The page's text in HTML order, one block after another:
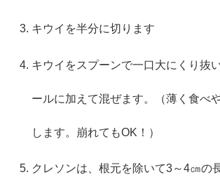
キウイを半分に切ります
キウイをスプーンで一口大にくり抜
ールに加えて混ぜます。（薄く食べ
します。崩れてもOK！）
クレソンは、根元を除いて3～4㎝の